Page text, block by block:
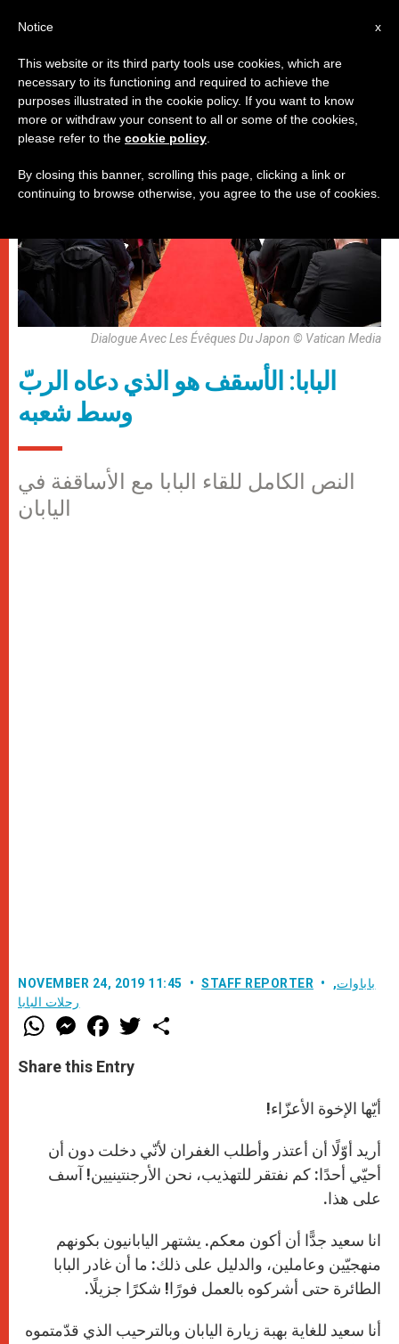
باباوات,رحلات البابا
Dialogue Avec Les Évêques Du Japon © Vatican Media
البابا: الأسقف هو الذي دعاه الربّ
وسط شعبه
النص الكامل للقاء البابا مع الأساقفة في
اليابان
NOVEMBER 24, 2019 11:45 STAFF REPORTER باباوات,
رحلات البابا
W
h
t
s
M
e
s
e
F
a
e
b
w
Share this Entry
أيّها الإخوة الأعزّاء!
أريد أوّلًا أن أعتذر وأطلب الغفران لأنّي دخلت دون أن
أحيّي أحدًا: كم نفتقر للتهذيب، نحن الأرجنتينيين! آسف
على هذا.
انا سعيد جدًّا أن أكون معكم. يشتهر اليابانيون بكونهم
منهجيّين وعاملين، والدليل على ذلك: ما أن غادر البابا
الطائرة حتى أشركوه بالعمل فورًا! شكرًا جزيلًا.
أنا سعيد للغاية بهبة زيارة اليابان وبالترحيب الذي قدّمتموه
x
Notice
This website or its third party tools use cookies, which are
necessary to its functioning and required to achieve the
purposes illustrated in the cookie policy. If you want to know
more or withdraw your consent to all or some of the cookies,
please refer to the cookie policy
By closing this banner, scrolling this page, clicking a link or
continuing to browse otherwise, you agree to the use of cookies.